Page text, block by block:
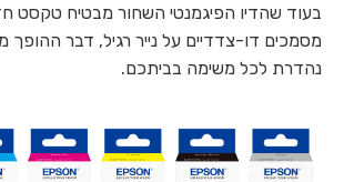
בעוד שהדיו הפיגמנטי השחור מבטיח
מסמכים דו-צדדיים על נייר רגיל, דבר
נהדרת לכל משימה בביתכם.